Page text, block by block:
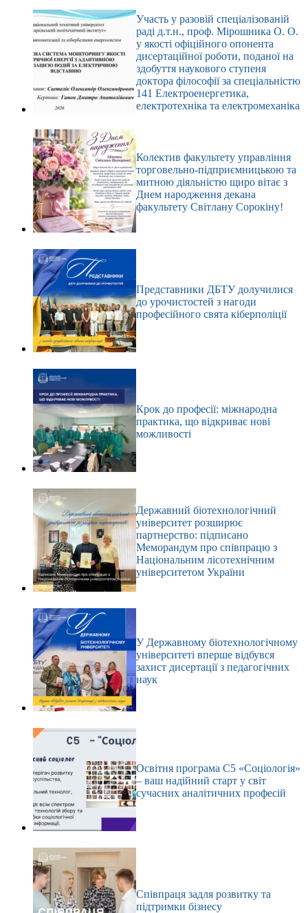
Участь у разовій спеціалізованій
раді д.т.н., проф. Мірошника О. О.
у якості офіційного опонента
дисертаційної роботи, поданої на
здобуття наукового ступеня
доктора філософії за спеціальністю
141 Електроенергетика,
електротехніка та електромеханіка
Колектив факультету управління
торговельно-підприємницькою та
митною діяльністю щиро вітає з
Днем народження декана
факультету Світлану Сорокіну!
Представники ДБТУ долучилися
до урочистостей з нагоди
професійного свята кіберполіції
Крок до професії: міжнародна
практика, що відкриває нові
можливості
Державний біотехнологічний
університет розширює
партнерство: підписано
Меморандум про співпрацю з
Національним лісотехнічним
університетом України
У Державному біотехнологічному
університеті вперше відбувся
захист дисертації з педагогічних
наук
Освітня програма С5 «Соціологія»
– ваш надійний старт у світ
сучасних аналітичних професій
Співпраця задля розвитку та
підтримки бізнесу